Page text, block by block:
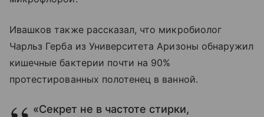
Ивашков также рассказал, что микробиолог
Чарльз Герба из Университета Аризоны обнаружил
кишечные бактерии почти на 90%
протестированных полотенец в ванной.
«Секрет не в частоте стирки,